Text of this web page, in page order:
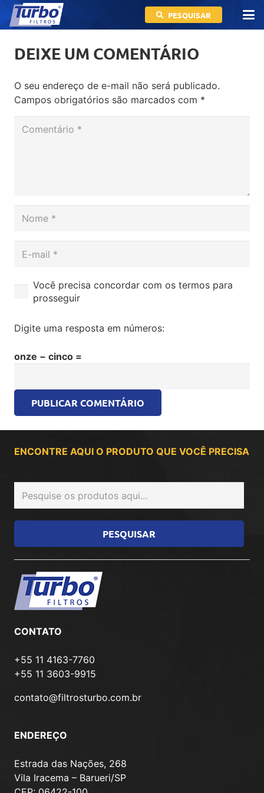
PESQUISAR
DEIXE UM COMENTÁRIO
O seu endereço de e-mail não será publicado.
Campos obrigatórios são marcados com *
Você precisa concordar com os termos para
prosseguir
Digite uma resposta em números:
onze − cinco =
PUBLICAR COMENTÁRIO
ENCONTRE AQUI O PRODUTO QUE VOCÊ PRECISA
CONTATO
+55 11 4163-7760
+55 11 3603-9915
contato@filtrosturbo.com.br
ENDEREÇO
Estrada das Nações, 268
Vila Iracema – Barueri/SP